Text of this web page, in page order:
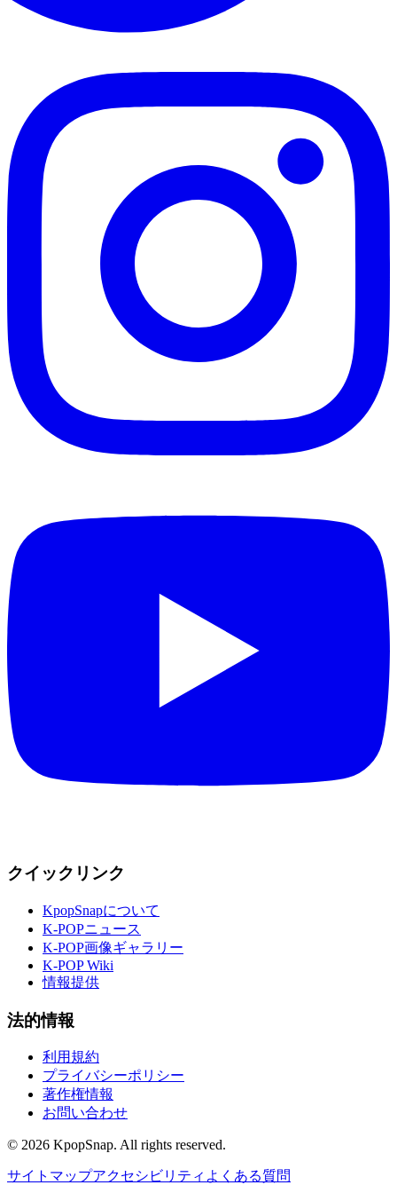
クイックリンク
KpopSnapについて
K-POPニュース
K-POP画像ギャラリー
K-POP Wiki
情報提供
法的情報
利用規約
プライバシーポリシー
著作権情報
お問い合わせ
© 2026 KpopSnap. All rights reserved.
サイトマップアクセシビリティ よくある質問